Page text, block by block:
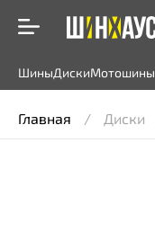
ШиныДискиМотошины
Главная Диски